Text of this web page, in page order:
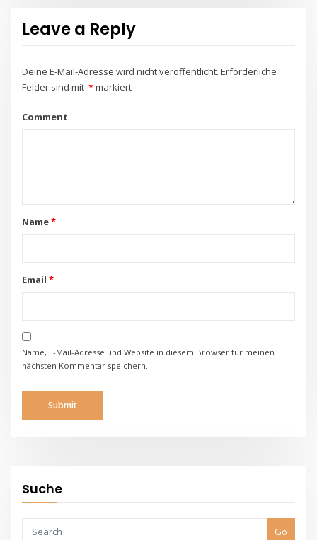
Leave a Reply
Deine E-Mail-Adresse wird nicht veröffentlicht. Erforderliche
Felder sind mit *markiert
Comment
Name*
Email *
Name, E-Mail-Adresse und Website in diesem Browser für meinen
nächsten Kommentar speichern.
Suche
Go